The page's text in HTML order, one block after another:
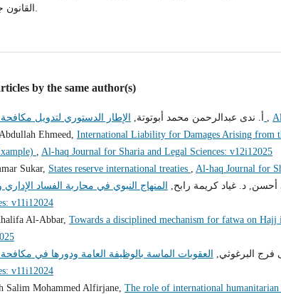
by the same author(s)
أ. ندى عبدالرحمن محمد أبوتوتة,
Ehmeed, International Liability for Damages Arising from
Al-haq Journal for Sharia and Legal Sciences: v12i12025
Sukar, States reserve international treaties
Al-haq Journal for
أحسن, د. غياد كريمة رابح,
v11i12024
Al-Abbar, Towards a disciplined mechanism for fatwa on Hajj
البرغوثي,
v11i12024
Salim Mohammed Alfirjane, The role of international